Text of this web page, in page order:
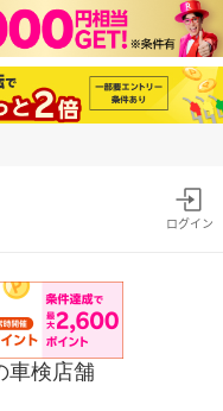
ログイン
車検店舗